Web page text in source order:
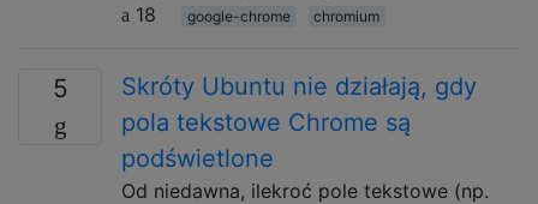
18
google-chrome chromium
5
Skróty Ubuntu nie działają, gdy
pola tekstowe Chrome są
podświetlone
Od niedawna, ilekroć pole tekstowe (np.